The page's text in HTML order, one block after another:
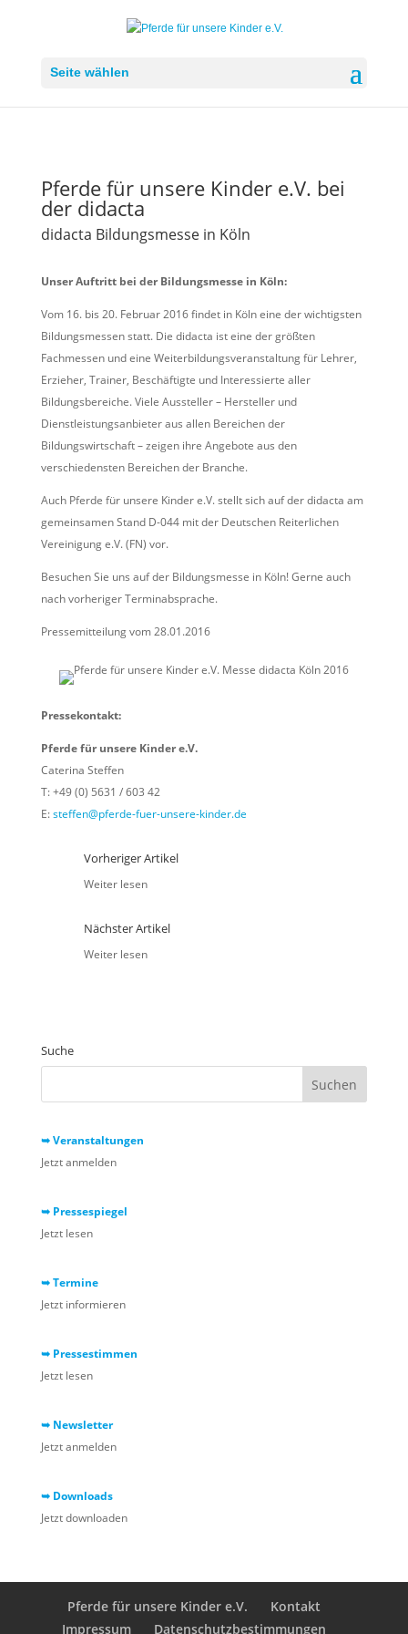
Seite wählen
Pferde für unsere Kinder e.V. bei
der didacta
didacta Bildungsmesse in Köln
Unser Auftritt bei der Bildungsmesse in Köln:
Vom 16. bis 20. Februar 2016 findet in Köln eine der wichtigsten
Bildungsmessen statt. Die didacta ist eine der größten
Fachmessen und eine Weiterbildungsveranstaltung für Lehrer,
Erzieher, Trainer, Beschäftigte und Interessierte aller
Bildungsbereiche. Viele Aussteller – Hersteller und
Dienstleistungsanbieter aus allen Bereichen der
Bildungswirtschaft – zeigen ihre Angebote aus den
verschiedensten Bereichen der Branche.
Auch Pferde für unsere Kinder e.V. stellt sich auf der didacta am
gemeinsamen Stand D-044 mit der Deutschen Reiterlichen
Vereinigung e.V. (FN) vor.
Besuchen Sie uns auf der Bildungsmesse in Köln! Gerne auch
nach vorheriger Terminabsprache.
Pressemitteilung vom 28.01.2016
Pressekontakt:
Pferde für unsere Kinder e.V.
Caterina Steffen
T: +49 (0) 5631 / 603 42
E:steffen@pferde-fuer-unsere-kinder.de
Vorheriger Artikel
Weiter lesen
Nächster Artikel
Weiter lesen
Suche
➥ Veranstaltungen
Jetzt anmelden
➥ Pressespiegel
Jetzt lesen
➥ Termine
Jetzt informieren
➥ Pressestimmen
Jetzt lesen
➥ Newsletter
Jetzt anmelden
➥ Downloads
Jetzt downloaden
Pferde für unsere Kinder e.V.
Kontakt
Impressum
Datenschutzbestimmungen